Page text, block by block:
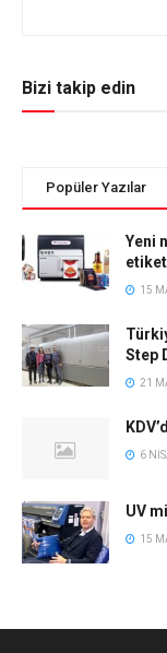
Bizi takip edin
Popüler Yazılar
Yeni
15
Step
21
6
UV
15